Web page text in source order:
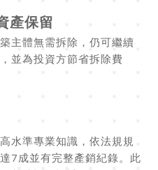
產保留
主體無需拆除，仍可繼續
並為投資方節省拆除費
水準專業知識，依法規規
7成並有完整產銷紀錄。此